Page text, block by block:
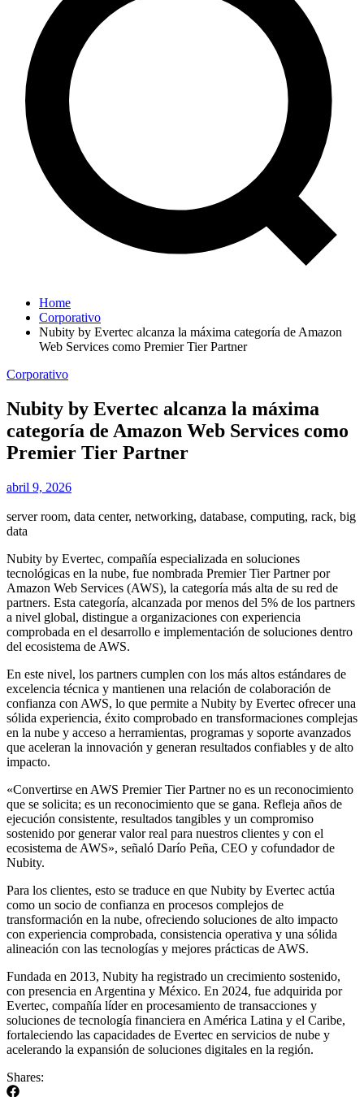
Home
Corporativo
Nubity by Evertec alcanza la máxima categoría de Amazon
Web Services como Premier Tier Partner
Corporativo
Nubity by Evertec alcanza la máxima
categoría de Amazon Web Services como
Premier Tier Partner
abril 9, 2026
server room, data center, networking, database, computing, rack, big
data
Nubity by Evertec, compañía especializada en soluciones
tecnológicas en la nube, fue nombrada Premier Tier Partner por
Amazon Web Services (AWS), la categoría más alta de su red de
partners. Esta categoría, alcanzada por menos del 5% de los partners
a nivel global, distingue a organizaciones con experiencia
comprobada en el desarrollo e implementación de soluciones dentro
del ecosistema de AWS.
En este nivel, los partners cumplen con los más altos estándares de
excelencia técnica y mantienen una relación de colaboración de
confianza con AWS, lo que permite a Nubity by Evertec ofrecer una
sólida experiencia, éxito comprobado en transformaciones complejas
en la nube y acceso a herramientas, programas y soporte avanzados
que aceleran la innovación y generan resultados confiables y de alto
impacto.
«Convertirse en AWS Premier Tier Partner no es un reconocimiento
que se solicita; es un reconocimiento que se gana. Refleja años de
ejecución consistente, resultados tangibles y un compromiso
sostenido por generar valor real para nuestros clientes y con el
ecosistema de AWS», señaló Darío Peña, CEO y cofundador de
Nubity.
Para los clientes, esto se traduce en que Nubity by Evertec actúa
como un socio de confianza en procesos complejos de
transformación en la nube, ofreciendo soluciones de alto impacto
con experiencia comprobada, consistencia operativa y una sólida
alineación con las tecnologías y mejores prácticas de AWS.
Fundada en 2013, Nubity ha registrado un crecimiento sostenido,
con presencia en Argentina y México. En 2024, fue adquirida por
Evertec, compañía líder en procesamiento de transacciones y
soluciones de tecnología financiera en América Latina y el Caribe,
fortaleciendo las capacidades de Evertec en servicios de nube y
acelerando la expansión de soluciones digitales en la región.
Shares: